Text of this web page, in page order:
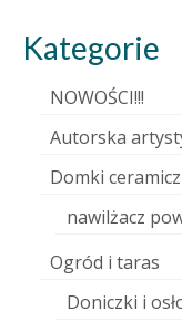
Kategorie
NOWOŚCI!!!
Autorska
Domki
nawilżacz
Ogród i taras
Doniczki i